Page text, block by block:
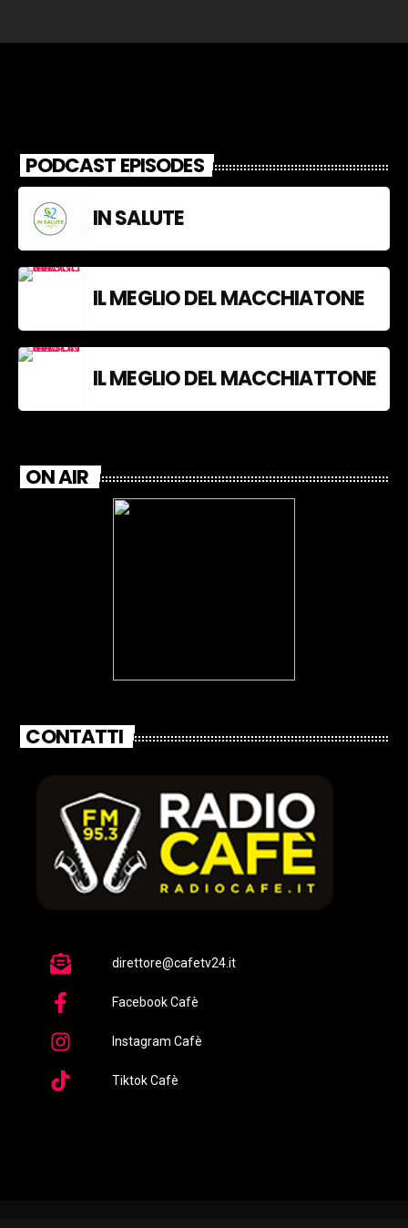
PODCAST EPISODES
IN SALUTE
IL MEGLIO DEL MACCHIATONE
IL MEGLIO DEL MACCHIATTONE
ON AIR
CONTATTI
direttore@cafetv24.it
Facebook Cafè
Instagram Cafè
Tiktok Cafè